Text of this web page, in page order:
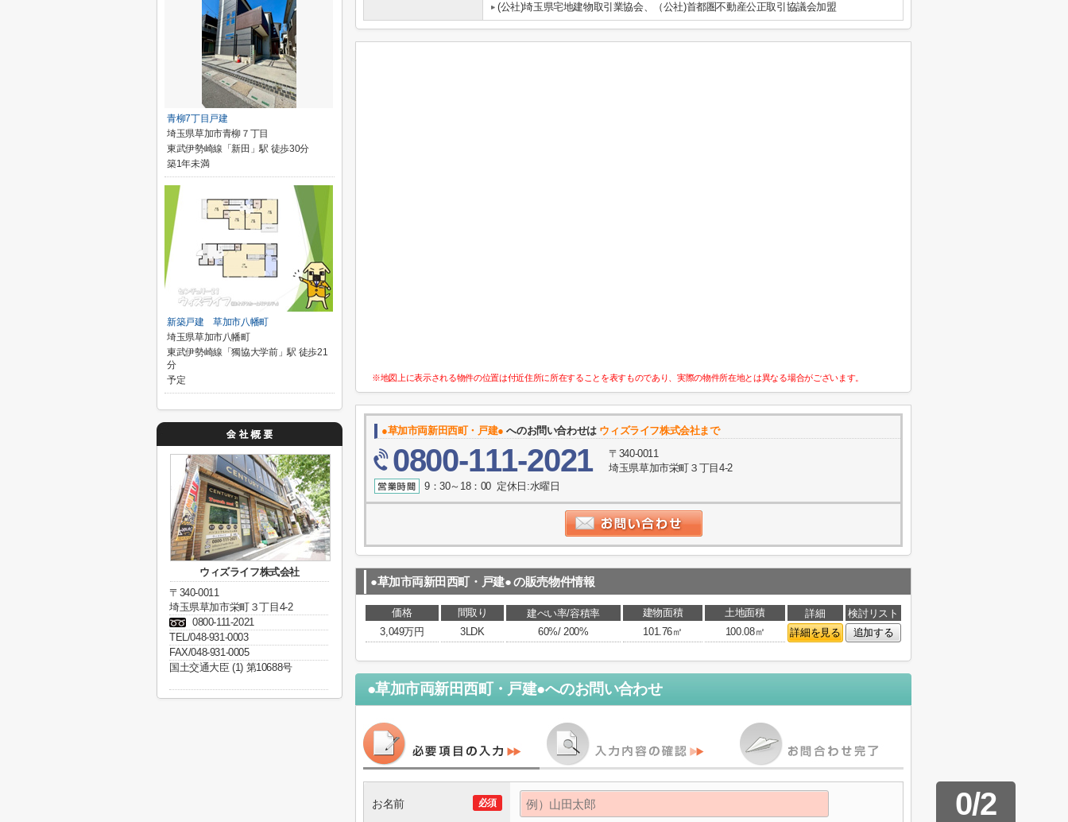
(公社)埼玉県宅地建物取引業協会、（公社)首都圏不動産公正取引協議会加盟
※地図上に表示される物件の位置は付近住所に所在することを表すものであり、実際の物件所在地とは異なる場合がございます。
●草加市両新田西町・戸建● へのお問い合わせは ウィズライフ株式会社まで
0800-111-2021
〒340-0011
埼玉県草加市栄町３丁目4-2
9：30～18：00 定休日:水曜日
●草加市両新田西町・戸建● の販売物件情報
価格 間取り 建ぺい率/容積率 建物面積 土地面積 詳細
検討リスト
3,049万円
3LDK 60%/ 200% 101.76㎡ 100.08㎡ 詳細を見る 追加する
●草加市両新田西町・戸建●へのお問い合わせ
0/2
必須
お名前
青柳7丁目戸建
埼玉県草加市青柳７丁目
東武伊勢崎線「新田」駅 徒歩30分
築1年未満
新築戸建 草加市八幡町
埼玉県草加市八幡町
東武伊勢崎線「獨協大学前」駅 徒歩21
分
予定
ウィズライフ株式会社
〒340-0011
埼玉県草加市栄町３丁目4-2
0800-111-2021
TEL/048-931-0003
FAX/048-931-0005
国土交通大臣 (1) 第10688号